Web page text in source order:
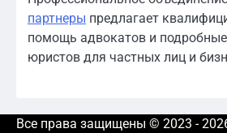
партнеры предлагает
помощь адвокатов и подробные
юристов для частных лиц и
Все права защищены © 2023 -